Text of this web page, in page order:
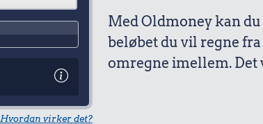
Hvordan virker det?
Med Oldmoney kan
beløbet du vil regne
omregne imellem. Det